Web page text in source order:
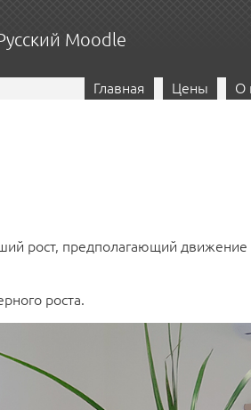
Moodle
Главная Цены О
рост, предполагающий движение
роста.